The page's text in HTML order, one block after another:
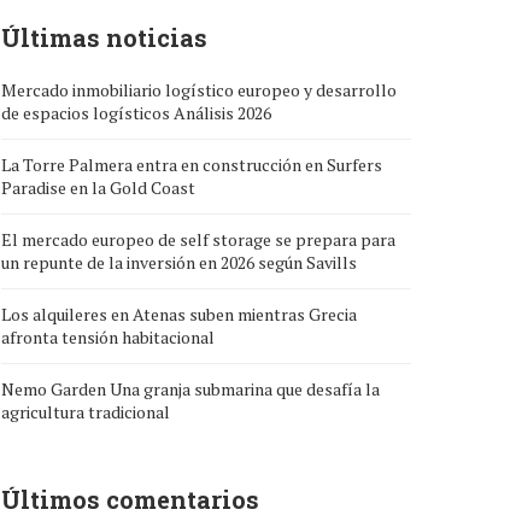
Últimas noticias
Mercado inmobiliario logístico europeo y desarrollo
de espacios logísticos Análisis 2026
La Torre Palmera entra en construcción en Surfers
Paradise en la Gold Coast
El mercado europeo de self storage se prepara para
un repunte de la inversión en 2026 según Savills
Los alquileres en Atenas suben mientras Grecia
afronta tensión habitacional
Nemo Garden Una granja submarina que desafía la
agricultura tradicional
Últimos comentarios